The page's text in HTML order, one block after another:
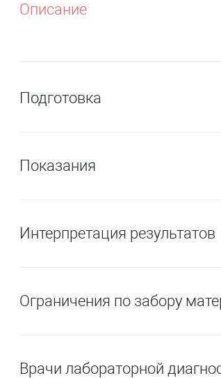
Описание
Подготовка
Показания
Интерпретация результатов
Ограничения по забору
Врачи лабораторной